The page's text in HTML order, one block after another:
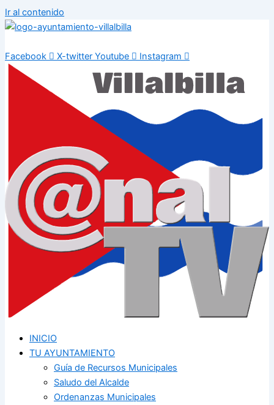
Ir al contenido
Facebook X-twitter Youtube Instagram
INICIO
TU AYUNTAMIENTO
Guía de Recursos Municipales
Saludo del Alcalde
Ordenanzas Municipales